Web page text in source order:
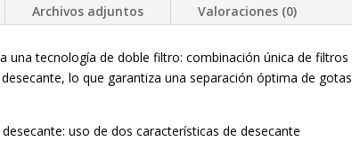
Archivos adjuntos Valoraciones (0)
una tecnología de doble filtro: combinación única de filtros
lo que garantiza una separación óptima de gotas
uso de dos características de desecante